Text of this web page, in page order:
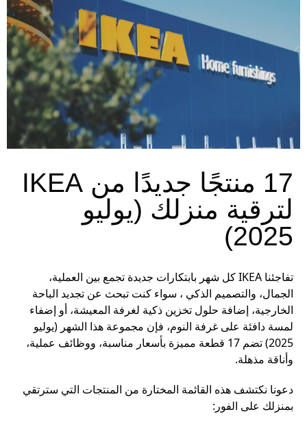
17 منتجًا جديدًا من IKEA
لترقية منزلك (يوليو
2025)
تفاجئنا IKEA كل شهر بابتكارات جديدة تجمع بين العملية،
الجمال، والتصميم الذكي ، سواء كنت تبحث عن تجديد الباحة
الخارجية، إضافة حلول تخزين ذكية لغرفة المعيشة، أو إضفاء
لمسة دافئة على غرفة النوم، فإن مجموعة هذا الشهر (يوليو
2025) تضم 17 قطعة مميزة بأسعار مناسبة، ووظائف عملية،
وأناقة مذهلة.
دعونا نكتشف هذه القائمة المختارة من المنتجات التي سترتقي
بمنزلك على الفور: